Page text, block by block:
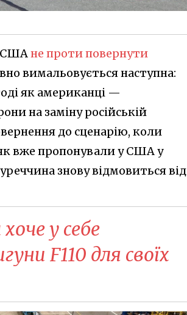
СШАне проти повернути
вимальовується наступна:
як американці —
на заміну російській
до сценарію, коли
вже пропонували у США у
знову відмовиться від
у себе
F110 для своїх